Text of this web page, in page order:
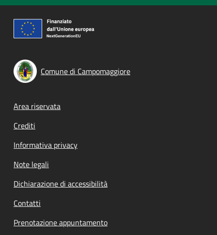
Comune di Campomaggiore
Footer menu
Area riservata
Crediti
Informativa privacy
Note legali
Dichiarazione di accessibilità
Contatti
Prenotazione appuntamento